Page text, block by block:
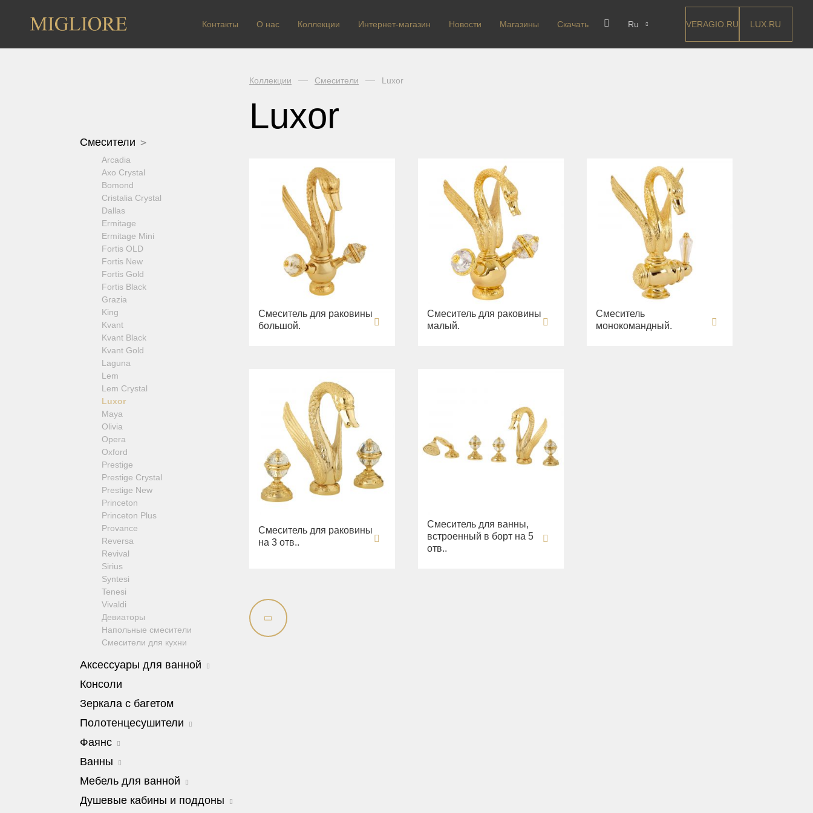
Контакты О нас Коллекции Интернет-магазин Новости Магазины Скачать Ru VERAGIO.RU LUX.RU
Смесители
Arcadia
Axo Crystal
Bomond
Cristalia Crystal
Dallas
Ermitage
Ermitage Mini
Fortis OLD
Fortis New
Fortis Gold
Fortis Black
Grazia
King
Kvant
Kvant Black
Kvant Gold
Laguna
Lem
Lem Crystal
Luxor
Maya
Olivia
Opera
Oxford
Prestige
Prestige Crystal
Prestige New
Princeton
Princeton Plus
Provance
Reversa
Revival
Sirius
Syntesi
Tenesi
Vivaldi
Девиаторы
Напольные смесители
Смесители для кухни
Аксессуары для ванной
Amerida
Cristalia
Dubai
Elisabetta
Fortis
Kvant
Luxor
Консоли
Зеркала с багетом
Полотенцесушители
Edera
Edward
Cleopatra
Фаянс
Charme
Биде
Сиденья
Ванны
Milady
Olivia
Мебель для ванной
Barocco
Душевые кабины и поддоны
Коллекции Смесители Luxor
Luxor
Смеситель для раковины
большой.
Смеситель для раковины
малый.
Смеситель
монокомандный.
Смеситель для раковины
на 3 отв..
Смеситель для ванны,
встроенный в борт на 5
отв..